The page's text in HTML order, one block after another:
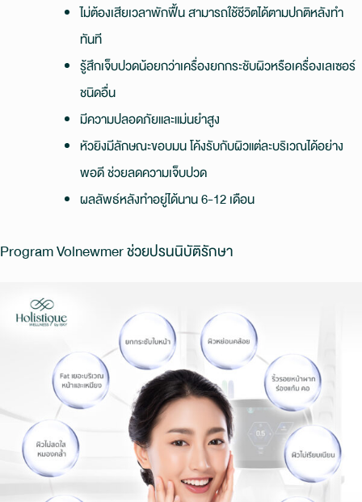
ไม่ต้องเสียเวลาพักฟื้น สามารถใช้ชีวิตได้ตามปกติหลังทำ
ทันที
รู้สึกเจ็บปวดน้อยกว่าเครื่องยกกระชับผิวหรือเครื่องเลเซอร์
ชนิดอื่น
มีความปลอดภัยและแม่นยำสูง
หัวยิงมีลักษณะขอบมน โค้งรับกับผิวแต่ละบริเวณได้อย่าง
พอดี ช่วยลดความเจ็บปวด
ผลลัพธ์หลังทำอยู่ได้นาน 6-12 เดือน
Program Volnewmer ช่วยปรนนิบัติรักษา